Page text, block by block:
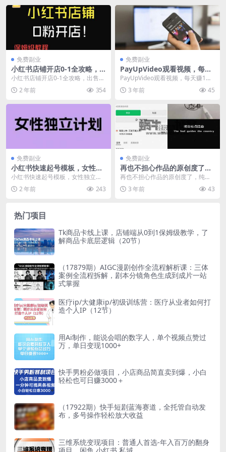
免费副业
小红书店铺开店0-1全攻略，
出售虚拟商品资料，全自动发
小红书店铺开店0-1全攻略，出售虚
拟商品资料，全自动发货实现被动
收入 今天的这篇...
2 年前 354
免费副业
PayUpVideo观看视频，每天
赚1美金
PayUpVideo观看视频，每天赚1美
金 今天给大家带来一个赚美金的项
目——看...
3 年前 45
免费副业
小红书快速起号模板，女性独
立计划，两个月涨粉30万
小红书快速起号模板，女性独立计
划，两个月涨粉30万 刷到一个制作
非常简单的账号，...
2 年前 243
免费副业
再也不担心作品的原创度了，
纯原创短视频可以这样操作
再也不担心作品的原创度了，纯原
创短视频可以这样操作 今天为大家
拆解的项目是：纯原...
3 年前 43
热门项目
Tk商品卡线上课，店铺端从0到1保姆级教学，了
解商品卡底层逻辑（20节）
（17879期）AIGC漫剧创作全流程解析课：三体
案例全流程拆解，剧本分镜角色生成到成片一站
式掌握
医疗ip/大健康ip/初级训练营：医疗从业者如何打
造个人IP（12节）
用Ai制作，能说会唱的数字人，单个视频点赞过
万，单日变现1000+
快手男粉必做项目，小店商品简直卖到爆，小白
轻松也可日赚3000＋
（17922期）快手短剧蓝海赛道，全托管自动发
布，多号操作轻松放大收益
三维系统变现项目：普通人首选-年入百万的翻身